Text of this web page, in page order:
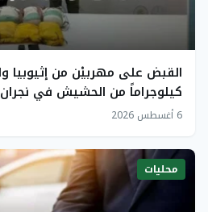
كيلوجراماً من الحشيش في نجران
6 أغسطس 2026
محليات